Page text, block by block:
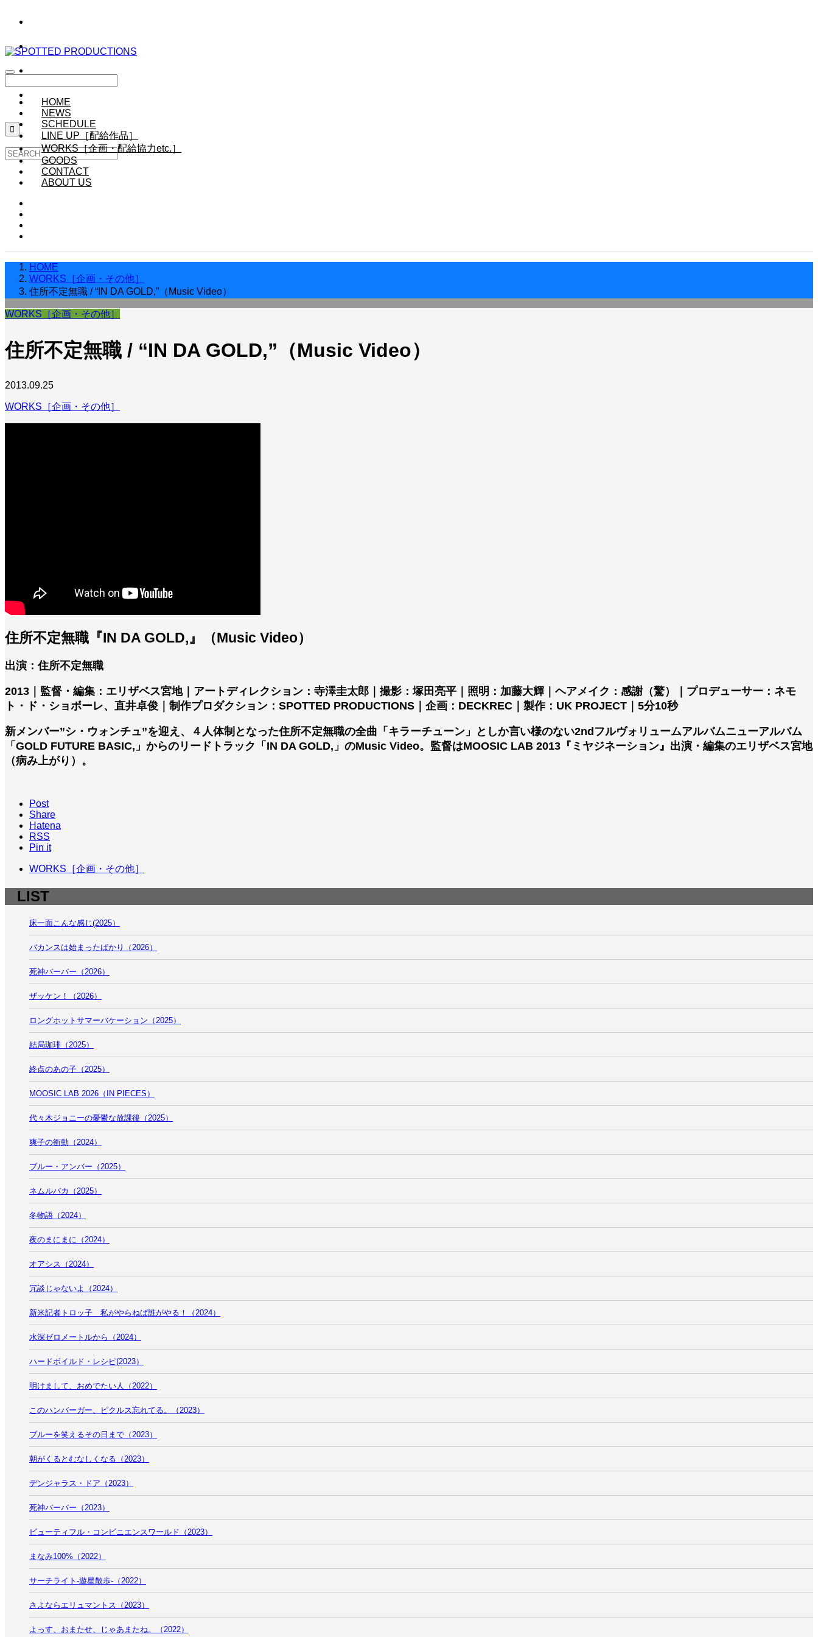

HOME
NEWS
SCHEDULE
LINE UP［配給作品］
WORKS［企画・配給協力etc.］
GOODS
CONTACT
ABOUT US
HOME
WORKS［企画・その他］
住所不定無職 / “IN DA GOLD,”（Music Video）
WORKS［企画・その他］
住所不定無職 / “IN DA GOLD,”（Music Video）
2013.09.25
WORKS［企画・その他］
住所不定無職『IN DA GOLD,』（Music Video）
出演：住所不定無職
2013｜監督・編集：エリザベス宮地｜アートディレクション：寺澤圭太郎｜撮影：塚田亮平｜照明：加藤大輝｜ヘアメイク：感謝（驚）｜プロデューサー：ネモ
ト・ド・ショボーレ、直井卓俊｜制作プロダクション：SPOTTED PRODUCTIONS｜企画：DECKREC｜製作：UK PROJECT｜5分10秒
新メンバー”シ・ウォンチュ”を迎え、４人体制となった住所不定無職の全曲「キラーチューン」としか言い様のない2ndフルヴォリュームアルバムニューアルバム
「GOLD FUTURE BASIC,」からのリードトラック「IN DA GOLD,」のMusic Video。監督はMOOSIC LAB 2013『ミヤジネーション』出演・編集のエリザベス宮地
（病み上がり）。
Post
Share
Hatena
RSS
Pin it
WORKS［企画・その他］
LIST
床一面こんな感じ(2025）
バカンスは始まったばかり（2026）
死神バーバー（2026）
ザッケン！（2026）
ロングホットサマーバケーション（2025）
結局珈琲（2025）
終点のあの子（2025）
MOOSIC LAB 2026（IN PIECES）
代々木ジョニーの憂鬱な放課後（2025）
爽子の衝動（2024）
ブルー・アンバー（2025）
ネムルバカ（2025）
冬物語（2024）
夜のまにまに（2024）
オアシス（2024）
冗談じゃないよ（2024）
新米記者トロッ子 私がやらねば誰がやる！（2024）
水深ゼロメートルから（2024）
ハードボイルド・レシピ(2023）
明けまして、おめでたい人（2022）
このハンバーガー、ピクルス忘れてる。（2023）
ブルーを笑えるその日まで（2023）
朝がくるとむなしくなる（2023）
デンジャラス・ドア（2023）
死神バーバー（2023）
ビューティフル・コンビニエンスワールド（2023）
まなみ100%（2022）
サーチライト-遊星散歩-（2022）
さよならエリュマントス（2023）
よっす、おまたせ、じゃあまたね。（2022）